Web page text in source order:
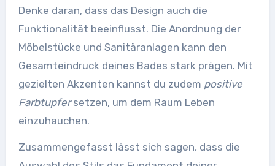
Denke daran, dass das Design auch die
Funktionalität beeinflusst. Die Anordnung der
Möbelstücke und Sanitäranlagen kann den
Gesamteindruck deines Bades stark prägen. Mit
gezielten Akzenten kannst du zudem positive
Farbtupfersetzen, um dem Raum Leben
einzuhauchen.
Zusammengefasst lässt sich sagen, dass die